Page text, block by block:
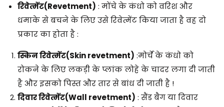
रिवेत्मेंट(Revetment) : मोंचे के कंधो को वरिश और
धमाके से बचने के लिए उसे रिवेत्मेंट किया जाता है वह दो
प्रकार का होता है :
स्किन रिवेत्मेंट(Skin revetment) :मोर्चे के कंधो को
रोकने के लिए लकड़ी के प्लांक लोहे के चादर लगा दी जाती
है और इसको पिस्त और तार से बांध दी जाती है !
दिवार रिवेत्मेंट(Wall revetment) : सैंड बैग या दिवार